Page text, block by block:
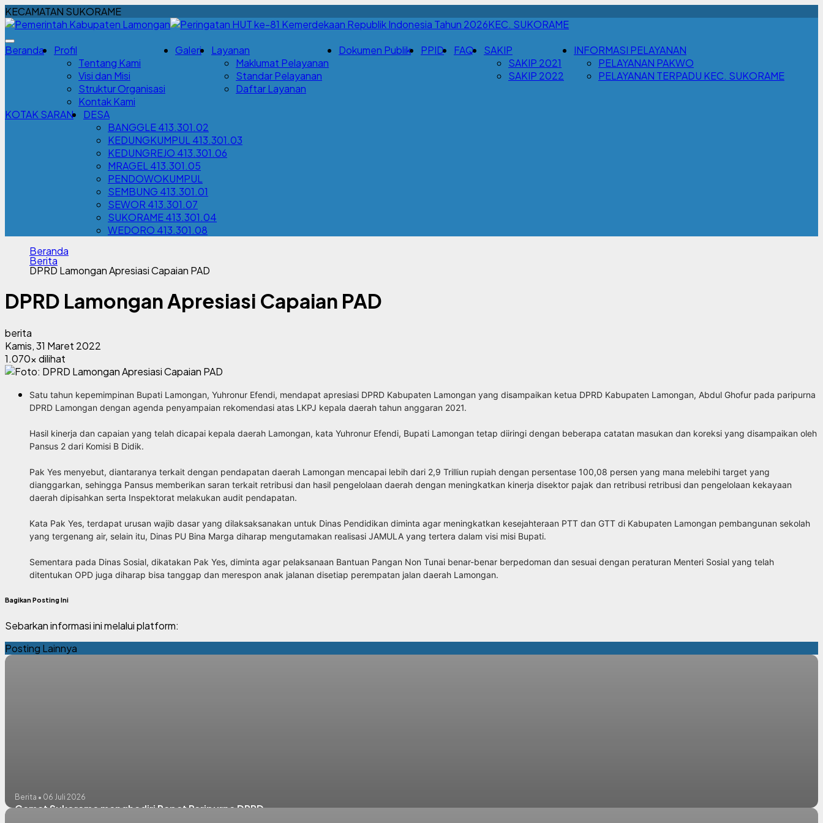
KECAMATAN SUKORAME
KEC. SUKORAME
Beranda
Profil
Tentang Kami
Visi dan Misi
Struktur Organisasi
Kontak Kami
Galeri
Layanan
Maklumat Pelayanan
Standar Pelayanan
Daftar Layanan
Dokumen Publik PPID FAQ
SAKIP
SAKIP 2021
SAKIP 2022
INFORMASI PELAYANAN
PELAYANAN PAKWO
PELAYANAN TERPADU KEC. SUKORAME
KOTAK SARAN
DESA
BANGGLE 413.301.02
KEDUNGKUMPUL 413.301.03
KEDUNGREJO 413.301.06
MRAGEL 413.301.05
PENDOWOKUMPUL
SEMBUNG 413.301.01
SEWOR 413.301.07
SUKORAME 413.301.04
WEDORO 413.301.08
Beranda
Berita
DPRD Lamongan Apresiasi Capaian PAD
DPRD Lamongan Apresiasi Capaian PAD
berita
Kamis, 31 Maret 2022
1.070x dilihat
Satu tahun kepemimpinan Bupati Lamongan, Yuhronur Efendi, mendapat apresiasi DPRD Kabupaten Lamongan yang disampaikan ketua DPRD Kabupaten Lamongan, Abdul Ghofur pada paripurna
DPRD Lamongan dengan agenda penyampaian rekomendasi atas LKPJ kepala daerah tahun anggaran 2021.
Hasil kinerja dan capaian yang telah dicapai kepala daerah Lamongan, kata Yuhronur Efendi, Bupati Lamongan tetap diiringi dengan beberapa catatan masukan dan koreksi yang disampaikan oleh
Pansus 2 dari Komisi B Didik.
Pak Yes menyebut, diantaranya terkait dengan pendapatan daerah Lamongan mencapai lebih dari 2,9 Trilliun rupiah dengan persentase 100,08 persen yang mana melebihi target yang
dianggarkan, sehingga Pansus memberikan saran terkait retribusi dan hasil pengelolaan daerah dengan meningkatkan kinerja disektor pajak dan retribusi retribusi dan pengelolaan kekayaan
daerah dipisahkan serta Inspektorat melakukan audit pendapatan.
Kata Pak Yes, terdapat urusan wajib dasar yang dilaksaksanakan untuk Dinas Pendidikan diminta agar meningkatkan kesejahteraan PTT dan GTT di Kabupaten Lamongan pembangunan sekolah
yang tergenang air, selain itu, Dinas PU Bina Marga diharap mengutamakan realisasi JAMULA yang tertera dalam visi misi Bupati.
Sementara pada Dinas Sosial, dikatakan Pak Yes, diminta agar pelaksanaan Bantuan Pangan Non Tunai benar-benar berpedoman dan sesuai dengan peraturan Menteri Sosial yang telah
ditentukan OPD juga diharap bisa tanggap dan merespon anak jalanan disetiap perempatan jalan daerah Lamongan.
Bagikan Posting Ini
Sebarkan informasi ini melalui platform:
Posting Lainnya
Berita • 06 Juli 2026
Camat Sukorame menghadiri Rapat Paripurna DPRD